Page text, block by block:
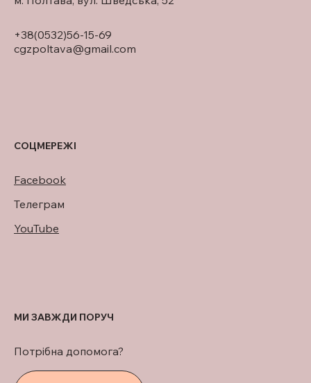
+38(0532)56-15-69
cgzpoltava@gmail.com
СОЦМЕРЕЖІ
Facebook
Телеграм
YouTube
Потрібна допомога?
МИ ЗАВЖДИ ПОРУЧ